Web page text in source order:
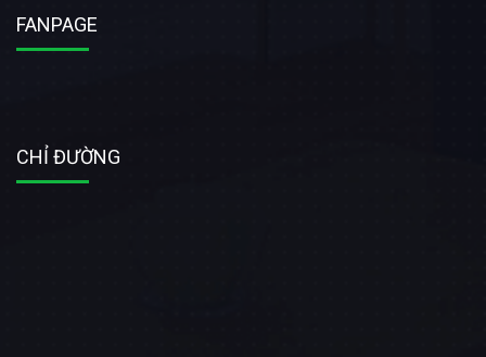
FANPAGE
CHỈ ĐƯỜNG